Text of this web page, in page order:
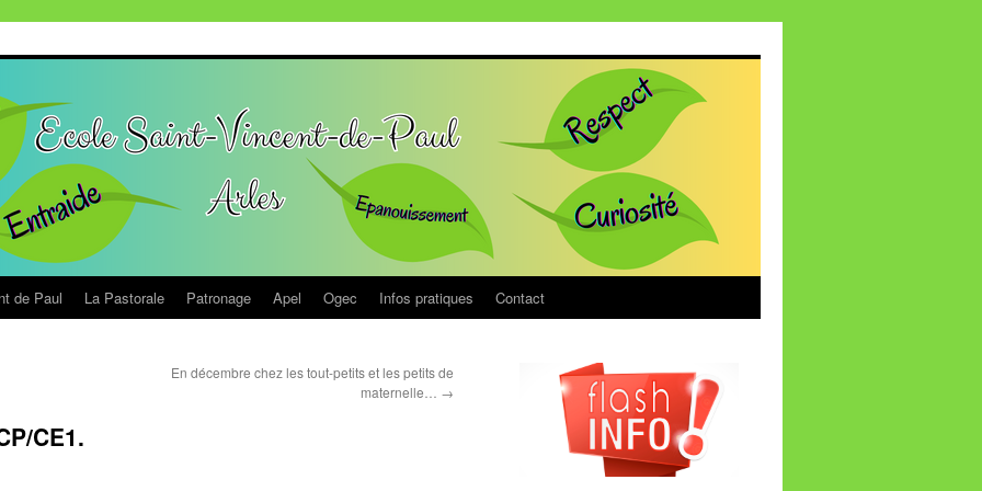
de Paul La Pastorale Patronage Apel Ogec Infos pratiques Contact
En décembre chez les tout-petits et les petits de
maternelle… →
CE1.